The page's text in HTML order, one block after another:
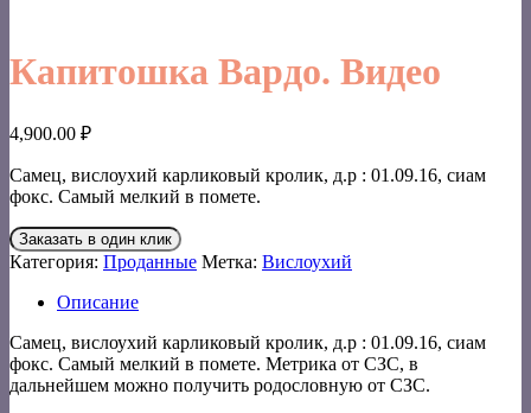
Капитошка Вардо. Видео
4,900.00 ₽
Самец, вислоухий карликовый кролик, д.р : 01.09.16, сиам
фокс. Самый мелкий в помете.
Заказать в один клик
Категория: Проданные Метка: Вислоухий
Описание
Самец, вислоухий карликовый кролик, д.р : 01.09.16, сиам
фокс. Самый мелкий в помете. Метрика от СЗС, в
дальнейшем можно получить родословную от СЗС.